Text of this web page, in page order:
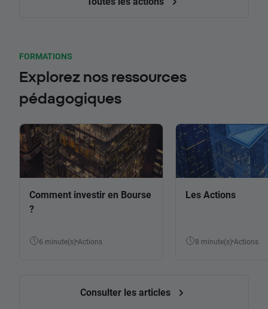
FORMATIONS
Explorez nos ressources
pédagogiques
Comment investir en Bourse
?
6 minute(s) Actions
Les Actions
8 minute(s) Actions
Consulter les articles